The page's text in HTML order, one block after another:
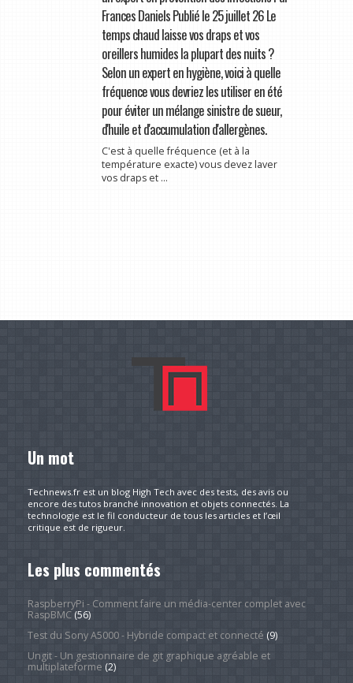
Frances Daniels Publié le 25 juillet 26 Le
temps chaud laisse vos draps et vos
oreillers humides la plupart des nuits ?
Selon un expert en hygiène, voici à quelle
fréquence vous devriez les utiliser en été
pour éviter un mélange sinistre de sueur,
d'huile et d'accumulation d'allergènes.
C'est à quelle fréquence (et à la
température exacte) vous devez laver
vos draps et ...
Un mot
Technews.fr est un blog High Tech avec des tests, des avis ou
encore des tutos branché innovation et objets connectés. La
technologie est le fil conducteur de tous les articles et l’œil
critique est de rigueur.
Les plus commentés
RaspberryPi - Comment faire un média-center complet avec
RaspBMC(56)
Test du Sony A5000 - Hybride compact et connecté (9)
Ungit - Un gestionnaire de git graphique agréable et
multiplateforme (2)